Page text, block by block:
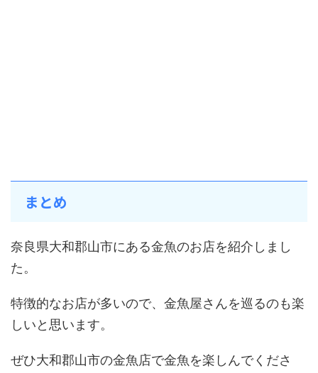
まとめ
奈良県大和郡山市にある金魚のお店を紹介しまし
た。
特徴的なお店が多いので、金魚屋さんを巡るのも楽
しいと思います。
ぜひ大和郡山市の金魚店で金魚を楽しんでくださ